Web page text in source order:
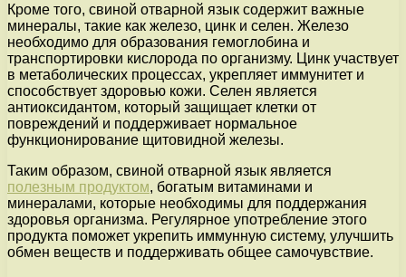
Кроме того, свиной отварной язык содержит важные
минералы, такие как железо, цинк и селен. Железо
необходимо для образования гемоглобина и
транспортировки кислорода по организму. Цинк участвует
в метаболических процессах, укрепляет иммунитет и
способствует здоровью кожи. Селен является
антиоксидантом, который защищает клетки от
повреждений и поддерживает нормальное
функционирование щитовидной железы.
Таким образом, свиной отварной язык является
полезным продуктом, богатым витаминами и
минералами, которые необходимы для поддержания
здоровья организма. Регулярное употребление этого
продукта поможет укрепить иммунную систему, улучшить
обмен веществ и поддерживать общее самочувствие.